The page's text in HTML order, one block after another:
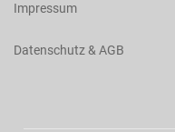
Impressum
Datenschutz & AGB